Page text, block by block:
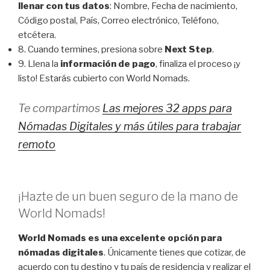
llenar con tus datos: Nombre, Fecha de nacimiento,
Código postal, País, Correo electrónico, Teléfono,
etcétera.
8. Cuando termines, presiona sobre Next Step.
9. Llena la información de pago, finaliza el proceso ¡y
listo! Estarás cubierto con World Nomads.
Te compartimos Las mejores 32 apps para
Nómadas Digitales y más útiles para trabajar
remoto
¡Hazte de un buen seguro de la mano de
World Nomads!
World Nomads es una excelente opción para
nómadas digitales. Únicamente tienes que cotizar, de
acuerdo con tu destino y tu país de residencia y realizar el